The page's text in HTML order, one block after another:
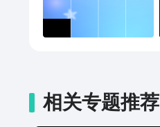
相关专题推荐